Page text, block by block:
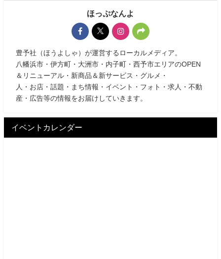
ほっぷなんよ
豊予社（ほうよしゃ）が運営するローカルメディア。
八幡浜市・伊方町・大洲市・内子町・西予市エリアのOPEN
＆リニューアル・新商品＆新サービス・グルメ・
人・お店・話題・まち情報・イベント・フォト・求人・不動
産・広告等の情報をお届けしていきます。
イベントカレンダー